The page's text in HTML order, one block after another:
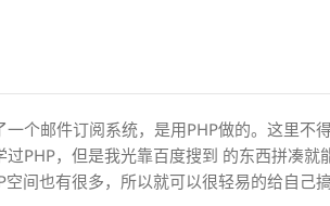
一个邮件订阅系统，是用PHP做的。这里不
过PHP，但是我光靠百度搜到 的东西拼凑
间也有很多，所以就可以很轻易的给自己